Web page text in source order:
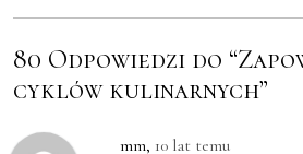
80 Odpowiedzi do
cyklów kulinarnych”
mm, 10 lat temu